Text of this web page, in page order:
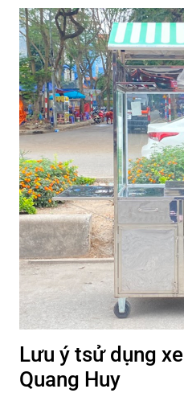
Lưu ý tsử dụng
Quang Huy